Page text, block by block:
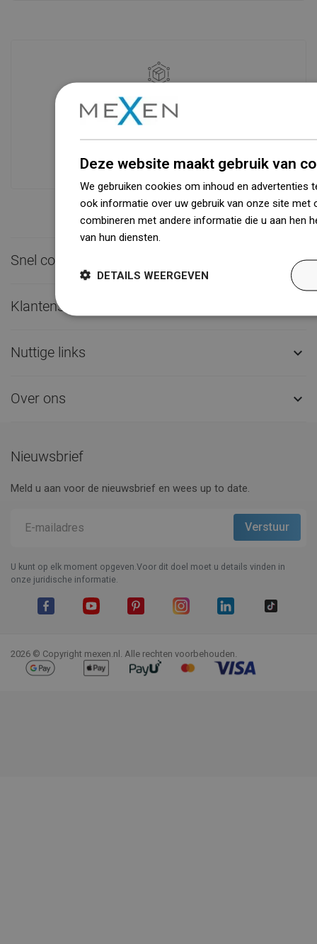
Een modern logistiek centrum met een
oppervlakte van 31.000 m² met meer
dan 68.000 palletplaatsen biedt meer
dan 1500.000 beschikbare producten!
Snel contact 
Klantenservice
Nuttige links 
Over ons 
Nieuwsbrief
Meld u aan voor de nieuwsbrief en wees up to date.
U kunt op elk moment opgeven.Voor dit doel moet u details vinden in
onze juridische informatie.
2026 © Copyright mexen.nl. Alle rechten voorbehouden.
Deze website maakt gebruik van
We gebruiken cookies om inhoud en advertenties
ook informatie over uw gebruik van onze site met
combineren met andere informatie die u aan hen
van hun diensten.
DETAILS WEERGEVEN